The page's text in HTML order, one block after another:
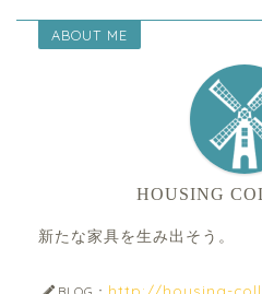
ABOUT ME
HOUSING
新たな家具を生み出そう。